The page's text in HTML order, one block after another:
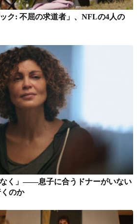
ク: 不屈の求道者」、NFLの4人の
く」――息子に合うドナーがいない
のか